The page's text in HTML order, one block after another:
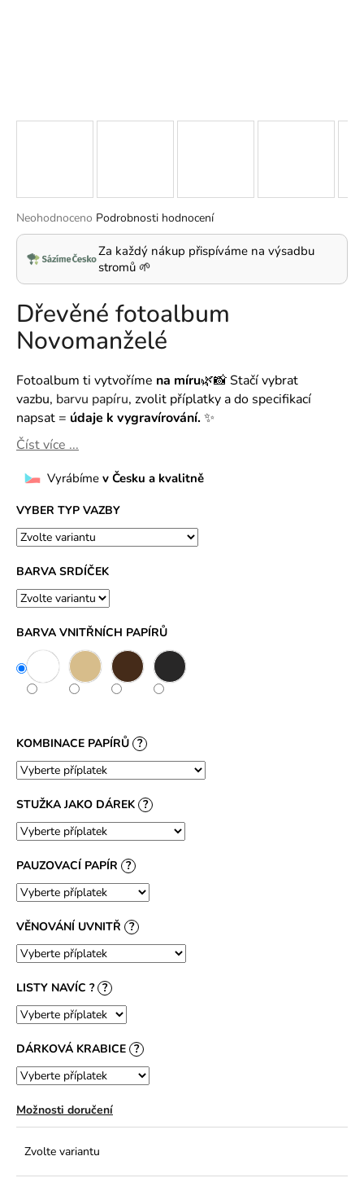
Průměrné
hodnocení
0,0
5
hvězdiček.
Neohodnoceno Podrobnosti hodnocení
Za každý nákup přispíváme na výsadbu
stromů 🌱
Dřevěné fotoalbum
Novomanželé
Fotoalbum ti vytvoříme na míru🌿📸 Stačí vybrat
vazbu, barvu papíru, zvolit příplatky a do specifikací
napsat = údaje k vygravírování.✨
Číst více ...
Vyrábíme v Česku a kvalitně
VYBER TYP VAZBY
BARVA SRDÍČEK
BARVA VNITŘNÍCH PAPÍRŮ
KOMBINACE PAPÍRŮ ?
STUŽKA JAKO DÁREK ?
PAUZOVACÍ PAPÍR ?
VĚNOVÁNÍ UVNITŘ ?
LISTY NAVÍC ? ?
DÁRKOVÁ KRABICE ?
Možnosti doručení
Zvolte variantu
D
o
o
r
u
u
j
e
m
e